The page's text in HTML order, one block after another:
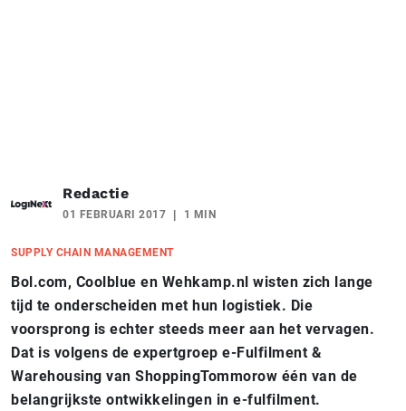
Redactie
01 FEBRUARI 2017 1 MIN
SUPPLY CHAIN MANAGEMENT
Bol.com, Coolblue en Wehkamp.nl wisten zich lange
tijd te onderscheiden met hun logistiek. Die
voorsprong is echter steeds meer aan het vervagen.
Dat is volgens de expertgroep e-Fulfilment &
Warehousing van ShoppingTommorow één van de
belangrijkste ontwikkelingen in e-fulfilment.